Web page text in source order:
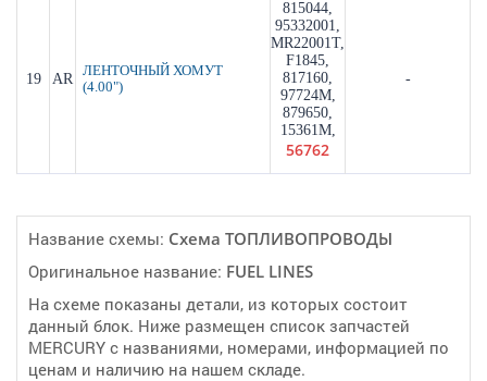
19 AR
ЛЕНТОЧНЫЙ ХОМУТ
(4.00")
815044,
95332001,
MR22001T,
F1845,
817160,
97724M,
879650,
15361M,
56762
-
Название схемы: Cхема ТОПЛИВОПРОВОДЫ
Оригинальное название: FUEL LINES
На схеме показаны детали, из которых состоит
данный блок. Ниже размещен список запчастей
MERCURY с названиями, номерами, информацией по
ценам и наличию на нашем складе.